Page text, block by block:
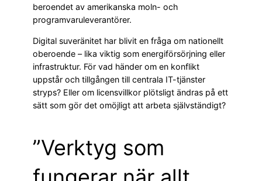
beroendet av amerikanska moln- och
programvaruleverantörer.
Digital suveränitet har blivit en fråga om nationellt
oberoende – lika viktig som energiförsörjning eller
infrastruktur. För vad händer om en konflikt
uppstår och tillgången till centrala IT-tjänster
stryps? Eller om licensvillkor plötsligt ändras på ett
sätt som gör det omöjligt att arbeta självständigt?
”Verktyg som